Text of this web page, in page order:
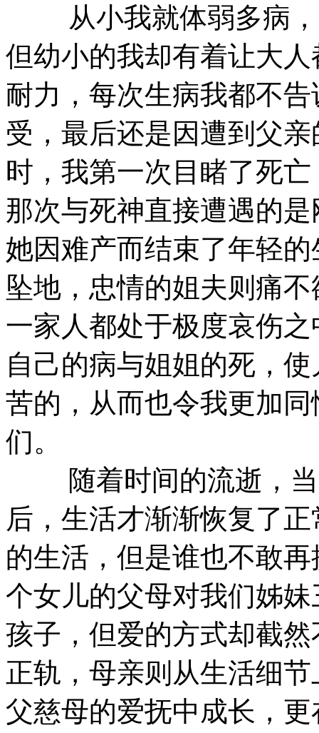
从小我就体弱多病，
但幼小的我却有着让大
耐力，每次生病我都不
受，最后还是因遭到父
时，我第一次目睹了死
那次与死神直接遭遇的
她因难产而结束了年轻
坠地，忠情的姐夫则痛
一家人都处于极度哀伤
自己的病与姐姐的死，
苦的，从而也令我更加
们。
随着时间的流逝，当
后，生活才渐渐恢复了
的生活，但是谁也不敢
个女儿的父母对我们姊
孩子，但爱的方式却截
正轨，母亲则从生活细
父慈母的爱抚中成长，